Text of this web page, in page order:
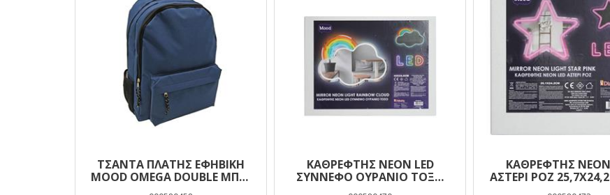
ΤΣΆΝΤΑ ΠΛΆΤΗΣ ΕΦΗΒΙΚΉ
MOOD OMEGA DOUBLE ΜΠΛΕ
ΚΑΘΡΕΦΤΗΣ NEON LED
ΣΥΝΝΕΦΟ ΟΥΡΑΝΙΟ ΤΟΞΟ
ΚΑΘΡΕΦΤΗΣ NEON
ΑΣΤΕΡΙ ΡΟΖ